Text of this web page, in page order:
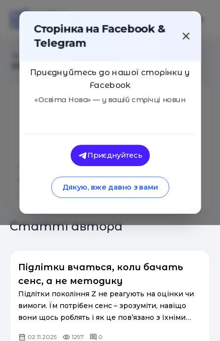
Команда викладачів Ліцею
Educator
Кількість статей: 40
Статті автора
Підлітки вчаться, коли бачать
сенс, а не методику
Підлітки покоління Z не реагують на оцінки чи
вимоги. Їм потрібен сенс – зрозуміти, навіщо
вони щось роблять і як це пов’язано з їхніми
02.11.2025 1297 0
Сторінка на Facebook &
Telegram
Приєднуйтесь до нашої сторінки у
Facebook
«Освіта Нова» — у вашій стрічці новин
Приєднуйтесь
Дякую, вже давно з вами